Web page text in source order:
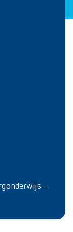
-